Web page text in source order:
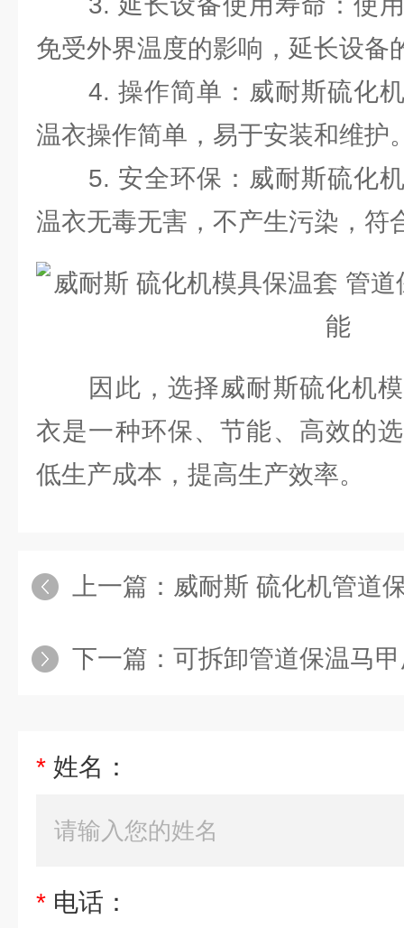
免受外界温度的影响，延长设备
4. 操作简单：威耐斯硫化机
温衣操作简单，易于安装和维护
5. 安全环保：威耐斯硫化机
温衣无毒无害，不产生污染，符
因此，选择威耐斯硫化机模
衣是一种环保、节能、高效的
低生产成本，提高生产效率。
上一篇： 威耐斯 硫化机管道保温套
下一篇： 可拆卸管道保温马
* 姓名：
* 电话：